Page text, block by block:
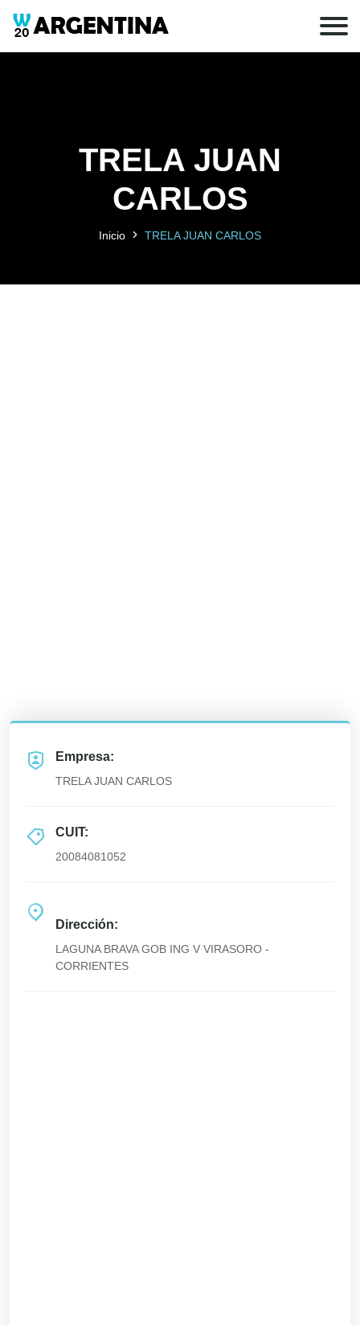
TRELA JUAN
CARLOS
Inicio TRELA JUAN CARLOS
Empresa:
TRELA JUAN CARLOS
CUIT:
20084081052
Dirección:
LAGUNA BRAVA GOB ING V VIRASORO -
CORRIENTES